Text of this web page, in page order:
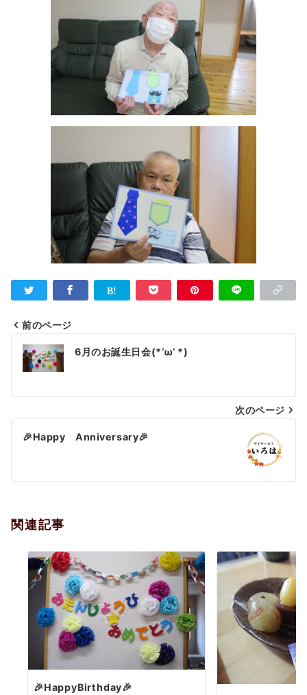
投
稿
ビ
ゲ
シ
ン
前のページ
6月のお誕生日会(*‘ω‘ *)
次のページ
🎉Happy Anniversary🎉
関連記事
🎉HappyBirthday🎉